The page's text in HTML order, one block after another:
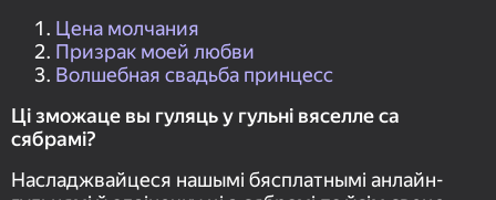
Цена молчания
Призрак моей любви
Волшебная свадьба принцесс
Ці зможаце вы гуляць у гульні вяселле са
сябрамі?
Насладжвайцеся нашымі бясплатнымі анлайн-